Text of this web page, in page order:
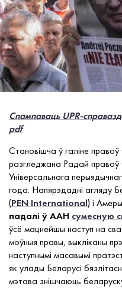
Спампаваць UPR-
pdf
Становішча ў галіне
разгледжана Радай
Універсальнага
года. Напярэдадні агляду
(PEN International) і
падалі ў ААН сумесную
ўсё мацнейшы наступ на
моўныя правы, выкліканы
наступнымі масавымі
як улады Беларусі
мэтава знішчаюць